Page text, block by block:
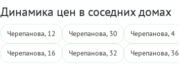
Динамика цен в соседних домах
Черепанова, 12 Черепанова, 30 Черепанова, 4
Черепанова, 16 Черепанова, 32 Черепанова, 36